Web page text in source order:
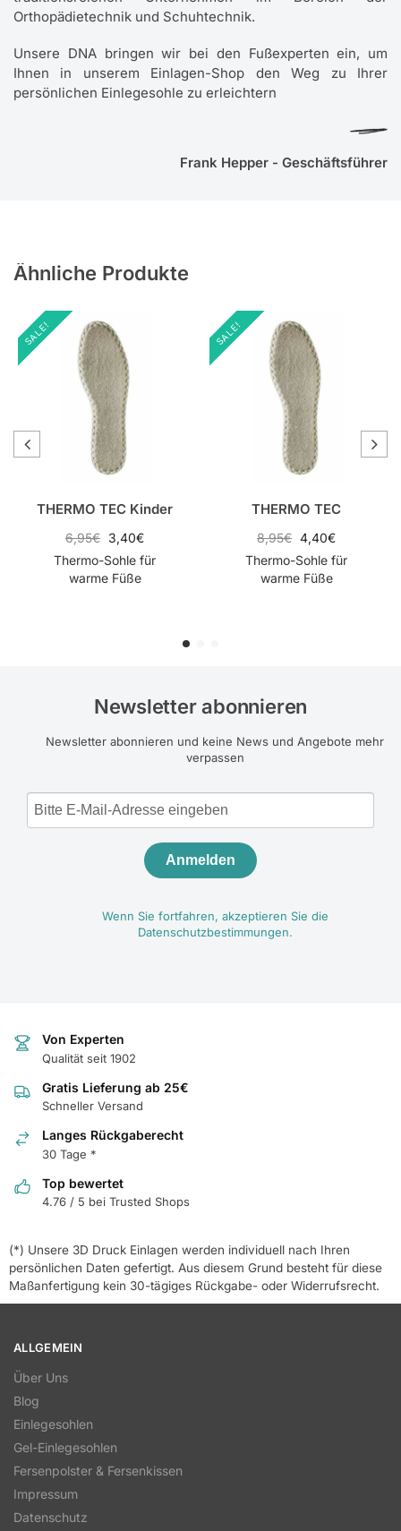
Orthopädietechnik und Schuhtechnik.
Unsere DNA bringen wir bei den Fußexperten ein, um
Ihnen in unserem Einlagen-Shop den Weg zu Ihrer
persönlichen Einlegesohle zu erleichtern
Frank Hepper - Geschäftsführer
Ähnliche Produkte
SALE!
THERMO TEC Kinder
6,95€ 3,40€
Thermo-Sohle für
warme Füße
SALE!
THERMO TEC
8,95€ 4,40€
Thermo-Sohle für
warme Füße
Newsletter abonnieren
Newsletter abonnieren und keine News und Angebote mehr
verpassen
Anmelden
Wenn Sie fortfahren, akzeptieren Sie die
Datenschutzbestimmungen.
Von Experten
Qualität seit 1902
Gratis Lieferung ab 25€
Schneller Versand
Langes Rückgaberecht
30 Tage *
Top bewertet
4.76 / 5 bei Trusted Shops
(*) Unsere 3D Druck Einlagen werden individuell nach Ihren
persönlichen Daten gefertigt. Aus diesem Grund besteht für diese
Maßanfertigung kein 30-tägiges Rückgabe- oder Widerrufsrecht.
ALLGEMEIN
Über Uns
Blog
Einlegesohlen
Gel-Einlegesohlen
Fersenpolster & Fersenkissen
Impressum
Datenschutz